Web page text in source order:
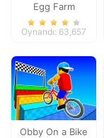
Egg Farm
Oynandı: 63,657
Obby On a Bike